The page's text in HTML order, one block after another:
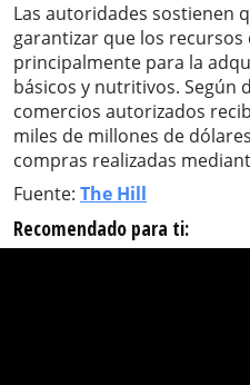
Las autoridades sostienen
garantizar que los
principalmente para la
básicos y nutritivos. Según
comercios autorizados
miles de millones de
compras realizadas
Fuente: The Hill
Recomendado para ti: